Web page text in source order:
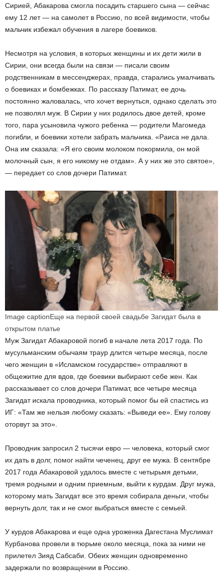
Сирией, Абакарова смогла посадить старшего сына — сейчас
ему 12 лет — на самолет в Россию, по всей видимости, чтобы
мальчик избежал обучения в лагере боевиков.
Несмотря на условия, в которых женщины и их дети жили в
Сирии, они всегда были на связи — писали своим
родственникам в мессенджерах, правда, старались умалчивать
о боевиках и бомбежках. По рассказу Патимат, ее дочь
постоянно жаловалась, что хочет вернуться, однако сделать это
не позволял муж. В Сирии у них родилось двое детей, кроме
того, пара усыновила чужого ребенка — родители Магомеда
погибли, и боевики хотели забрать мальчика. «Раиса не дала.
Она им сказала: «Я его своим молоком покормила, он мой
молочный сын, я его никому не отдам». А у них же это святое»,
— передает со слов дочери Патимат.
Image captionЕще на первой своей свадьбе Загидат была в
открытом платье
Муж Загидат Абакаровой погиб в начале лета 2017 года. По
мусульманским обычаям траур длится четыре месяца, после
чего женщин в «Исламском государстве» отправляют в
общежитие для вдов, где боевики выбирают себе жен. Как
рассказывает со слов дочери Патимат, все четыре месяца
Загидат искала проводника, который помог бы ей спастись из
ИГ: «Там же нельзя любому сказать: «Выведи ее». Ему голову
оторвут за это».
Проводник запросил 2 тысячи евро — человека, который смог
их дать в долг, помог найти чеченец, друг ее мужа. В сентябре
2017 года Абакаровой удалось вместе с четырьмя детьми,
тремя родными и одним приемным, выйти к курдам. Друг мужа,
которому мать Загидат все это время собирала деньги, чтобы
вернуть долг, так и не смог выбраться вместе с семьей.
У курдов Абакарова и еще одна уроженка Дагестана Муслимат
Курбанова провели в тюрьме около месяца, пока за ними не
прилетел Зияд Сабсаби. Обеих женщин одновременно
задержали по возвращении в Россию.